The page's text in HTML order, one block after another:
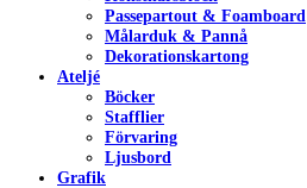
Passepartout & Foamboard
Målarduk & Pannå
Dekorationskartong
Ateljé
Böcker
Stafflier
Förvaring
Ljusbord
Grafik